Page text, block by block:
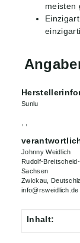
meisten
Sunlu
Johnny Weidlich
Rudolf-
Sachsen
Zwickau,
info@rsweidlich.de
Wert
Inhalt: